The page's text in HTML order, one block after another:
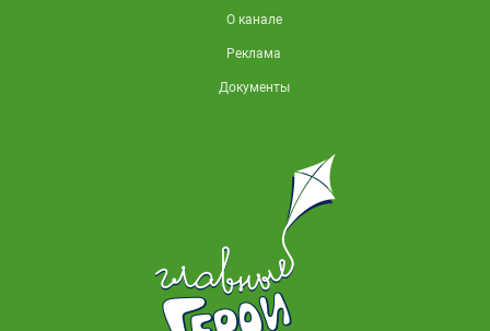
О канале
Реклама
Документы